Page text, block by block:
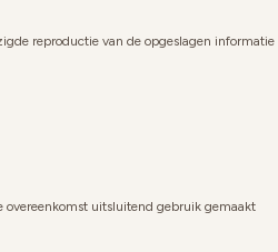
reproductie van de opgeslagen informatie
overeenkomst uitsluitend gebruik gemaakt